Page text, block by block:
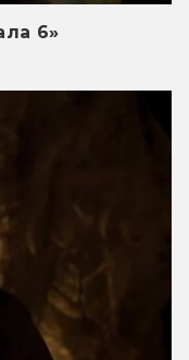
6»